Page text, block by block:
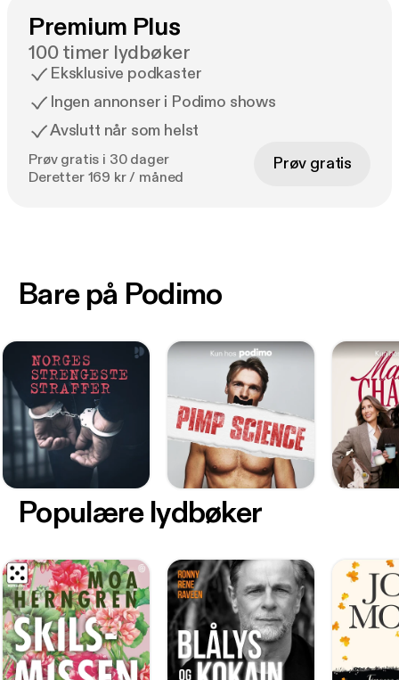
Premium Plus
100 timer lydbøker
Eksklusive podkaster
Ingen annonser i Podimo shows
Avslutt når som helst
Prøv gratis i 30 dager
Deretter 169 kr / måned
Prøv gratis
Bare på Podimo
Populære lydbøker